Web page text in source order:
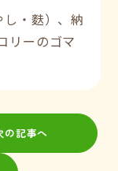
・麩）、納
リーのゴマ
の記事へ